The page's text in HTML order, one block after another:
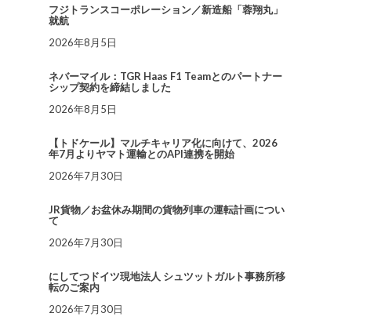
フジトランスコーポレーション／新造船「蓉翔丸」
就航
2026年8月5日
ネバーマイル：TGR Haas F1 Teamとのパートナー
シップ契約を締結しました
2026年8月5日
【トドケール】マルチキャリア化に向けて、2026
年7月よりヤマト運輸とのAPI連携を開始
2026年7月30日
JR貨物／お盆休み期間の貨物列車の運転計画につい
て
2026年7月30日
にしてつドイツ現地法人 シュツットガルト事務所移
転のご案内
2026年7月30日